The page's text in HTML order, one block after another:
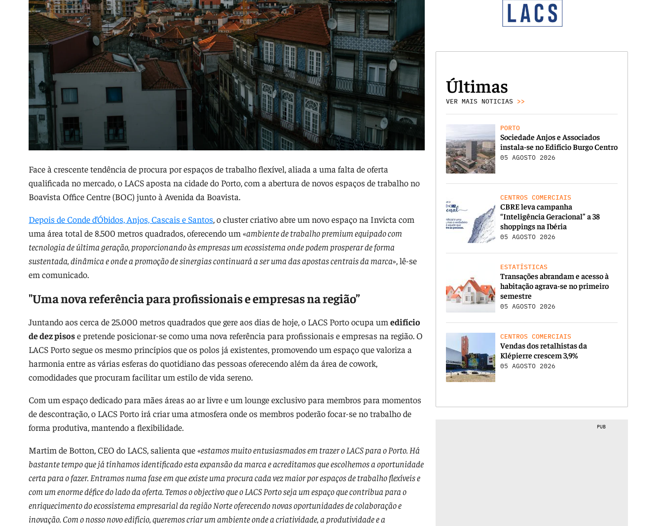
Face à crescente tendência de procura por espaços de trabalho flexível, aliada a uma falta de oferta
qualificada no mercado, o LACS aposta na cidade do Porto, com a abertura de novos espaços de trabalho no
Boavista Office Centre (BOC) junto à Avenida da Boavista.
Depois de Conde d’Óbidos, Anjos, Cascais e Santos , o cluster criativo abre um novo espaço na Invicta com
uma área total de 8.500 metros quadrados, oferecendo um «ambiente de trabalho premium equipado com
tecnologia de última geração, proporcionando às empresas um ecossistema onde podem prosperar de forma
sustentada, dinâmica e onde a promoção de sinergias continuará a ser uma das apostas centrais da marca», lê-se
em comunicado.
"Uma nova referência para profissionais e empresas na região”
Juntando aos cerca de 25.000 metros quadrados que gere aos dias de hoje, o LACS Porto ocupa umedifício
de dez pisose pretende posicionar-se como uma nova referência para profissionais e empresas na região. O
LACS Porto segue os mesmo princípios que os polos já existentes, promovendo um espaço que valoriza a
harmonia entre as várias esferas do quotidiano das pessoas oferecendo além da área de cowork,
comodidades que procuram facilitar um estilo de vida sereno.
Com um espaço dedicado para mães áreas ao ar livre e um lounge exclusivo para membros para momentos
de descontração, o LACS Porto irá criar uma atmosfera onde os membros poderão focar-se no trabalho de
forma produtiva, mantendo a flexibilidade.
Martim de Botton, CEO do LACS, salienta que «estamos muito entusiasmados em trazer o LACS para o Porto. Há
bastante tempo que já tínhamos identificado esta expansão da marca e acreditamos que escolhemos a oportunidade
certa para o fazer. Entramos numa fase em que existe uma procura cada vez maior por espaços de trabalho flexíveis e
com um enorme défice do lado da oferta. Temos o objectivo que o LACS Porto seja um espaço que contribua para o
enriquecimento do ecossistema empresarial da região Norte oferecendo novas oportunidades de colaboração e
inovação. Com o nosso novo edifício, queremos criar um ambiente onde a criatividade, a produtividade e a
Últimas
VER MAIS NOTICIAS >>
PORTO
Sociedade Anjos e Associados
instala-se no Edifício Burgo Centro
05 AGOSTO 2026
CENTROS COMERCIAIS
CBRE leva campanha
“Inteligência Geracional” a 38
shoppings na Ibéria
05 AGOSTO 2026
ESTATÍSTICAS
Transações abrandam e acesso à
habitação agrava-se no primeiro
semestre
05 AGOSTO 2026
CENTROS COMERCIAIS
Vendas dos retalhistas da
Klépierre crescem 3,9%
05 AGOSTO 2026
PUB